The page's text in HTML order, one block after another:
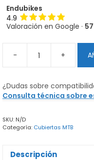
Endubikes
4.9
Valoración en Google ·
-
E-
Front
-
+
¿Dudas sobre
Consulta técnica sobre
SKU: N/D
Categoría: Cubiertas MTB
Descripción